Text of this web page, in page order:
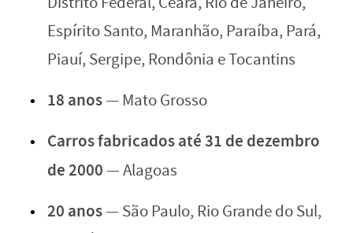
Espírito Santo, Maranhão, Paraíba, Pará,
Piauí, Sergipe, Rondônia e Tocantins
18 anos— Mato Grosso
Carros fabricados até 31 de dezembro
de 2000— Alagoas
20 anos— São Paulo, Rio Grande do Sul,